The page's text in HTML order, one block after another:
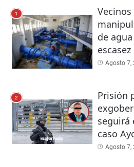
1
Vecinos
de
escasez
Agosto 7,
2
Prisión
seguirá
caso
Agosto 7,